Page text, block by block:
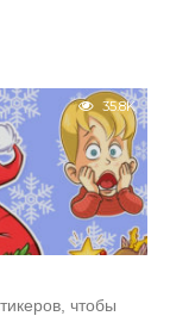
35.8K
чтобы